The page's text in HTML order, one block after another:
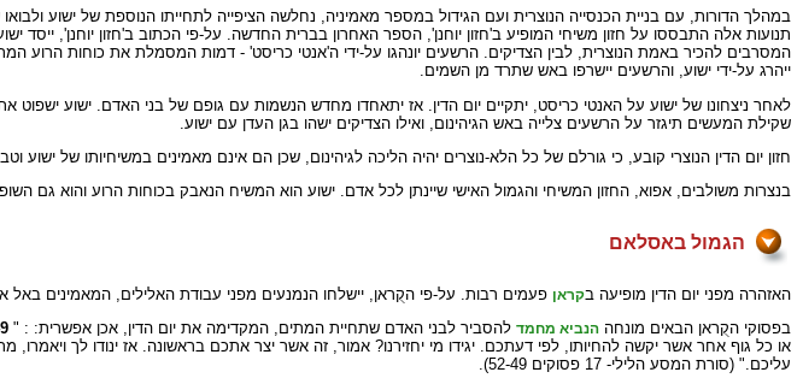
במהלך הדורות, עם בניית הכנסייה הנוצרית ועם הגידול במספר מאמיניה, נחלשה הציפייה לתחייתו הנוספת של ישוע
תנועות אלה התבססו על חזון משיחי המופיע ב'חזון יוחנן', הספר האחרון בברית החדשה. על-פי הכתוב ב'חזון יוחנן',
המסרבים להכיר באמת הנוצרית, לבין הצדיקים. הרשעים יונהגו על-ידי ה'אנטי כריסט' - דמות המסמלת את כוחות הרוע
ייהרג על-ידי ישוע, והרשעים יישרפו באש שתרד מן השמים.
לאחר ניצחונו של ישוע על האנטי כריסט, יתקיים יום הדין. אז יתאחדו מחדש הנשמות עם גופם של בני האדם. ישוע
שקילת המעשים תיגזר על הרשעים צלייה באש הגיהינום, ואילו הצדיקים ישהו בגן העדן עם ישוע.
חזון יום הדין הנוצרי קובע, כי גורלם של כל הלא-נוצרים יהיה הליכה לגיהינום, שכן הם אינם מאמינים במשיחיותו של ישוע
בנצרות משולבים, אפוא, החזון המשיחי והגמול האישי שיינתן לכל אדם. ישוע הוא המשיח הנאבק בכוחות הרוע והוא גם
הגמול באסלאם
האזהרה מפני יום הדין מופיעה בקראן פעמים רבות. על-פי הקֻראן, יישלחו הנמנעים מפני עבודת האלילים, המאמינים באל
בפסוקי הקֻראן הבאים מונחה הנביא מחמד להסביר לבני האדם שתחיית המתים, המקדימה את יום הדין, אכן אפשרית: : "
או כל גוף אחר אשר יקשה להחיותו, לפי דעתכם. יגידו מי יחזירנו? אמור, זה אשר יצר אתכם בראשונה. אז ינודו לך ויאמרו,
עליכם." (סורת המסע הלילי- 17 פסוקים 52-49).